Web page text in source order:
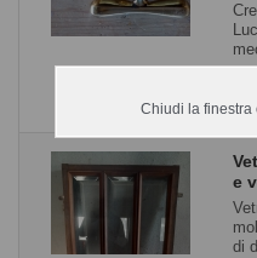
04, Lug, 22:15
e
di
Chiudi la finestra